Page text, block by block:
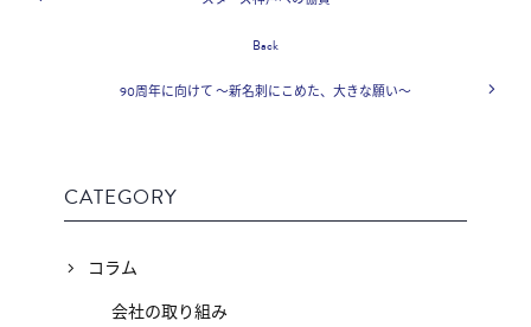
Back
90周年に向けて ～新名刺にこめた、大きな願い～
CATEGORY
コラム
会社の取り組み